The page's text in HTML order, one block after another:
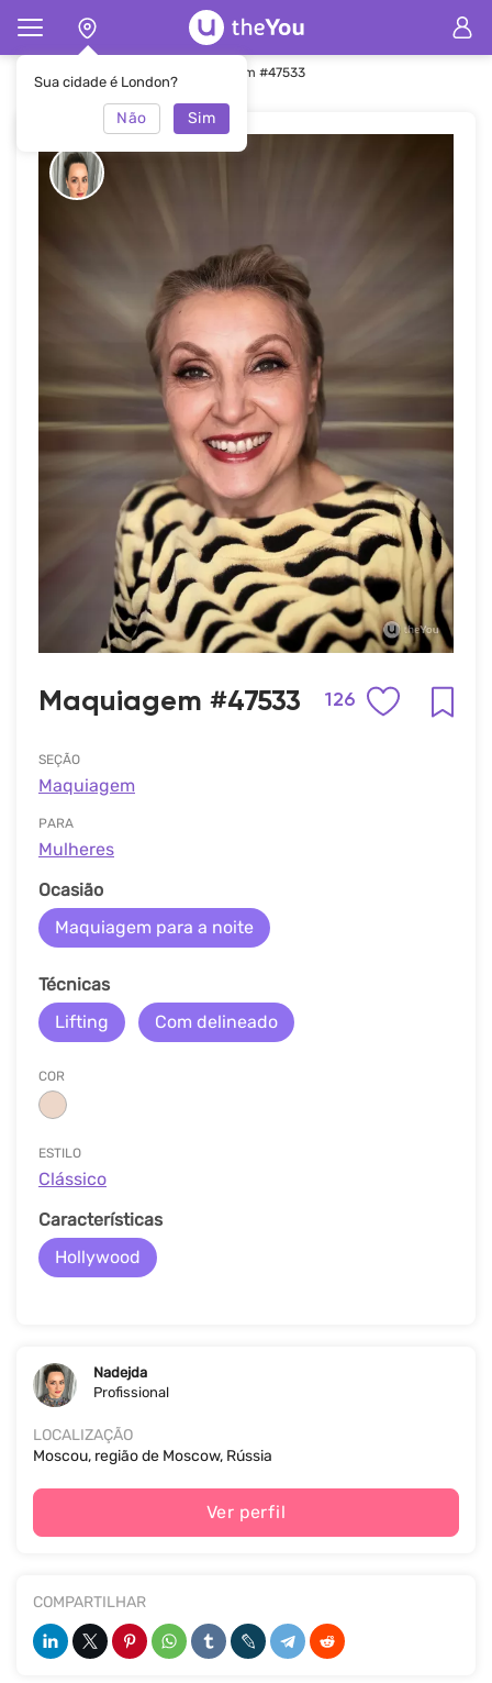
Sua cidade é London?
Não Sim
Principal Maquiagem Maquiagem #47533
Maquiagem #47533 126
SEÇÃO
Maquiagem
PARA
Mulheres
Ocasião
Maquiagem para a noite
Técnicas
Lifting
Com delineado
COR
ESTILO
Clássico
Características
Hollywood
Nadejda
Profissional
LOCALIZAÇÃO
Moscou, região de Moscow, Rússia
Ver perfil
COMPARTILHAR